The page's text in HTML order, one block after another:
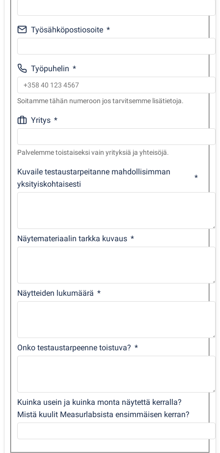
Työsähköpostiosoite
Työpuhelin
Soitamme tähän numeroon jos tarvitsemme lisätietoja.
Yritys
Palvelemme toistaiseksi vain yrityksiä ja yhteisöjä.
Kuvaile testaustarpeitanne mahdollisimman
yksityiskohtaisesti
Näytemateriaalin tarkka kuvaus
Näytteiden lukumäärä
Onko testaustarpeenne toistuva?
Kuinka usein ja kuinka monta näytettä kerralla?
Mistä kuulit Measurlabsista ensimmäisen kerran?